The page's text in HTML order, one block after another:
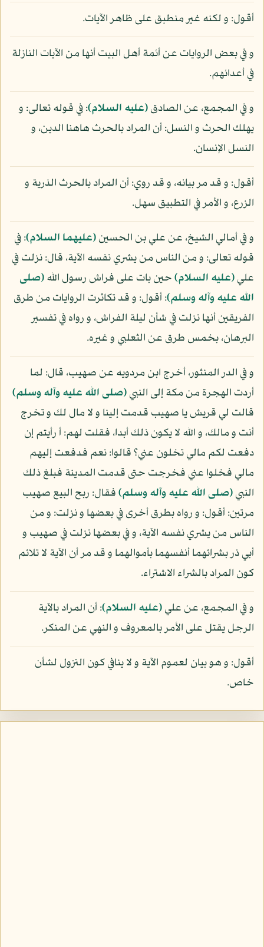
أقول: و لكنه غير منطبق على ظاهر الآيات.
و في بعض الروايات عن أئمة أهل البيت أنها من الآيات النازلة
في أعدائهم.
و في المجمع، عن الصادق(عليه السلام): في قوله تعالى: و
يهلك الحرث و النسل: أن المراد بالحرث هاهنا الدين، و
النسل الإنسان.
أقول: و قد مر بيانه، و قد روي: أن المراد بالحرث الذرية و
الزرع، و الأمر في التطبيق سهل.
و في أمالي الشيخ، عن علي بن الحسين(عليهما السلام): في
قوله تعالى: و من الناس من يشري نفسه الآية، قال: نزلت في
علي(عليه السلام)حين بات على فراش رسول الله(صلى
الله عليه وآله وسلم): أقول: و قد تكاثرت الروايات من طرق
الفريقين أنها نزلت في شأن ليلة الفراش، و رواه في تفسير
البرهان، بخمس طرق عن الثعلبي و غيره.
و في الدر المنثور، أخرج ابن مردويه عن صهيب، قال: لما
أردت الهجرة من مكة إلى النبي(صلى الله عليه وآله وسلم)
قالت لي قريش يا صهيب قدمت إلينا و لا مال لك و تخرج
أنت و مالك، و الله لا يكون ذلك أبدا، فقلت لهم: أ رأيتم إن
دفعت لكم مالي تخلون عني؟ قالوا: نعم فدفعت إليهم
مالي فخلوا عني فخرجت حتى قدمت المدينة فبلغ ذلك
النبي(صلى الله عليه وآله وسلم)فقال: ربح البيع صهيب
مرتين: أقول: و رواه بطرق أخرى في بعضها و نزلت: و من
الناس من يشري نفسه الآية، و في بعضها نزلت في صهيب و
أبي ذر بشرائهما أنفسهما بأموالهما و قد مر أن الآية لا تلائم
كون المراد بالشراء الاشتراء.
و في المجمع، عن علي(عليه السلام): أن المراد بالآية
الرجل يقتل على الأمر بالمعروف و النهي عن المنكر.
أقول: و هو بيان لعموم الآية و لا ينافي كون النزول لشأن
خاص.